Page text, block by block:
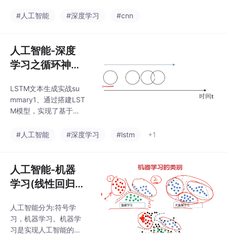
0，第四次（10-2）/2+
再根据特征建立mlp模
型，实现猫狗图像识
别。任务：基于datase
据提供的结构，建立CN
N模型。计算机根据样
本图片，自动寻找合适
片进行轮廓匹配。2、把
#人工智能 #深度学习 #cnn
人工智能-深度
学习之循环神经
LSTM文本生成实战su
mmary1、通过搭建LST
M模型，实现了基于文
能；2、学习了文本加
预处理方法，并熟悉了
转化数据的结构；4、
实现了对新文本数据的
#人工智能 #深度学习 #lstm +1
人工智能-机器
学习(线性回归，
人工智能分为:符号学
习，机器学习。机器学
习是实现人工智能的一